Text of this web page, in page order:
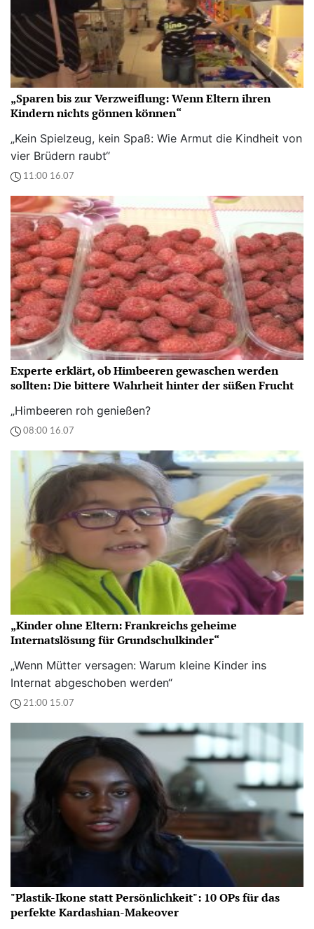
„Sparen bis zur Verzweiflung: Wenn Eltern ihren
Kindern nichts gönnen können“
„Kein Spielzeug, kein Spaß: Wie Armut die Kindheit von
vier Brüdern raubt“
11:00 16.07
Experte erklärt, ob Himbeeren gewaschen werden
sollten: Die bittere Wahrheit hinter der süßen Frucht
„Himbeeren roh genießen?
08:00 16.07
„Kinder ohne Eltern: Frankreichs geheime
Internatslösung für Grundschulkinder“
„Wenn Mütter versagen: Warum kleine Kinder ins
Internat abgeschoben werden“
21:00 15.07
"Plastik-Ikone statt Persönlichkeit": 10 OPs für das
perfekte Kardashian-Makeover